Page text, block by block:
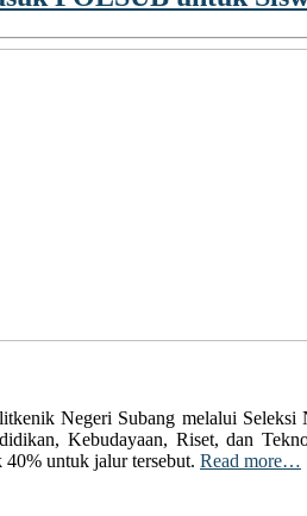
Negeri Subang melalui Seleksi
Kebudayaan, Riset, dan
40% untuk jalur tersebut. Read more…